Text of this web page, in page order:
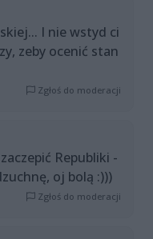
I nie wstyd ci
zeby ocenić stan
Zgłoś do moderacji
Republiki -
oj bolą :)))
Zgłoś do moderacji